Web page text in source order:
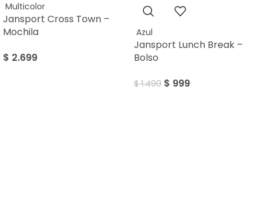
Multicolor
Jansport Cross Town –
Mochila
$ 2.699
Azul
Jansport Lunch Break –
Bolso
$1.499 $ 999